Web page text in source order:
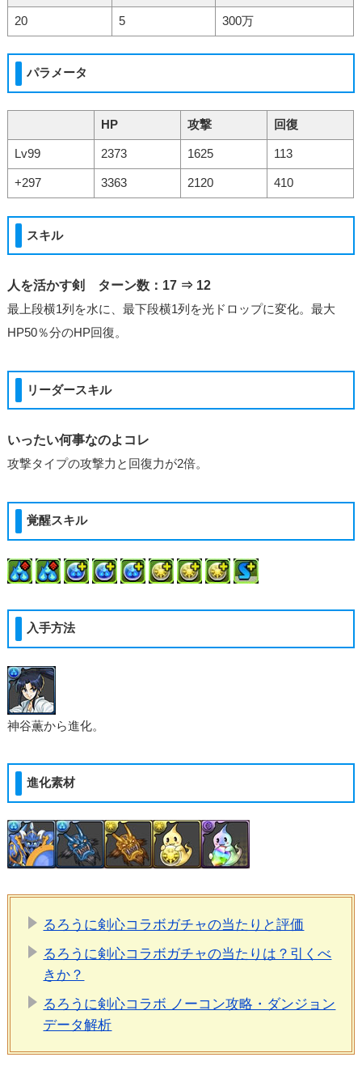
20 5 300万
パラメータ
HP 攻撃 回復
Lv99 2373 1625 113
+297 3363 2120 410
スキル
人を活かす剣 ターン数：17 ⇒ 12
最上段横1列を水に、最下段横1列を光ドロップに変化。最大
HP50％分のHP回復。
リーダースキル
いったい何事なのよコレ
攻撃タイプの攻撃力と回復力が2倍。
覚醒スキル
入手方法
神谷薫から進化。
進化素材
るろうに剣心コラボガチャの当たりと評価
るろうに剣心コラボガチャの当たりは？引くべ
きか？
るろうに剣心コラボ ノーコン攻略・ダンジョン
データ解析